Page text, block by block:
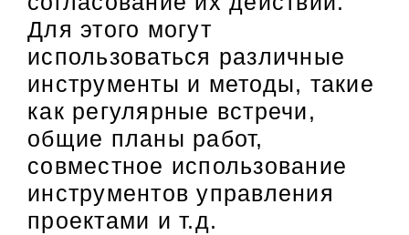
Для этого могут
использоваться различные
инструменты и методы, такие
как регулярные встречи,
общие планы работ,
совместное использование
инструментов управления
проектами и т.д.